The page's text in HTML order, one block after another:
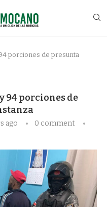
porciones de presunta
94 porciones de
ago
0 comment